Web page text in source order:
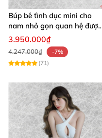
Búp bê tình dục mini cho
nam nhỏ gọn quan hệ được
bằng âm đạo và hậu môn
3.950.000₫
4.247.000₫
-7%
(71)